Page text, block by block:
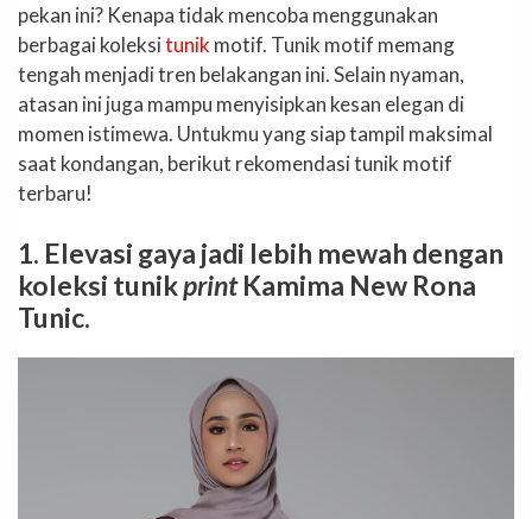
pekan ini? Kenapa tidak mencoba menggunakan
berbagai koleksitunik motif. Tunik motif memang
tengah menjadi tren belakangan ini. Selain nyaman,
atasan ini juga mampu menyisipkan kesan elegan di
momen istimewa. Untukmu yang siap tampil maksimal
saat kondangan, berikut rekomendasi tunik motif
terbaru!
1. Elevasi gaya jadi lebih mewah dengan
koleksi tunikprintKamima New Rona
Tunic.